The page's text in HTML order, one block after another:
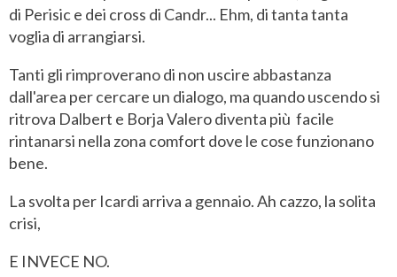
di Perisic e dei cross di Candr... Ehm, di tanta tanta
voglia di arrangiarsi.
Tanti gli rimproverano di non uscire abbastanza
dall'area per cercare un dialogo, ma quando uscendo si
ritrova Dalbert e Borja Valero diventa più facile
rintanarsi nella zona comfort dove le cose funzionano
bene.
La svolta per Icardi arriva a gennaio. Ah cazzo, la solita
crisi,
E INVECE NO.